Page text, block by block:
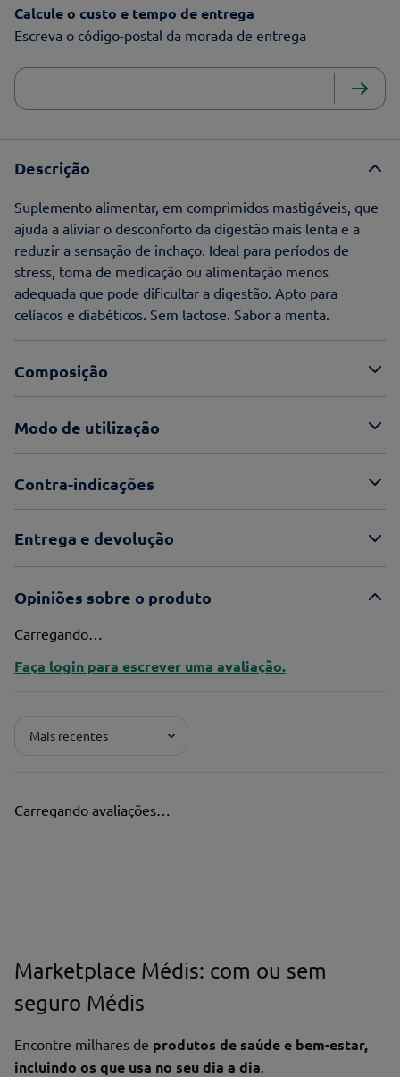
Calcule o custo e tempo de entrega
Escreva o código-postal da morada de entrega
Descrição
Suplemento alimentar, em comprimidos mastigáveis, que
ajuda a aliviar o desconforto da digestão mais lenta e a
reduzir a sensação de inchaço. Ideal para períodos de
stress, toma de medicação ou alimentação menos
adequada que pode dificultar a digestão. Apto para
celíacos e diabéticos. Sem lactose. Sabor a menta.
Composição
Modo de utilização
Contra-indicações
Entrega e devolução
Opiniões sobre o produto
Carregando…
Faça login para escrever uma avaliação.
Mais recentes
Carregando avaliações…
Marketplace Médis: com ou sem
seguro Médis
Encontre milhares de produtos de saúde e bem-estar,
incluindo os que usa no seu dia a dia.